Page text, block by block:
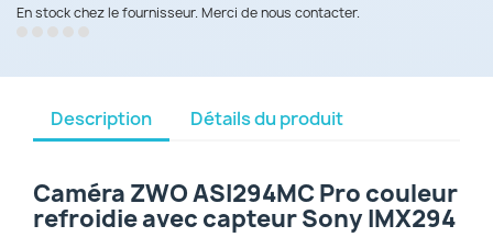
En stock chez le fournisseur. Merci de nous contacter.
Description Détails du produit
Caméra ZWO ASI294MC Pro couleur
refroidie avec capteur Sony IMX294